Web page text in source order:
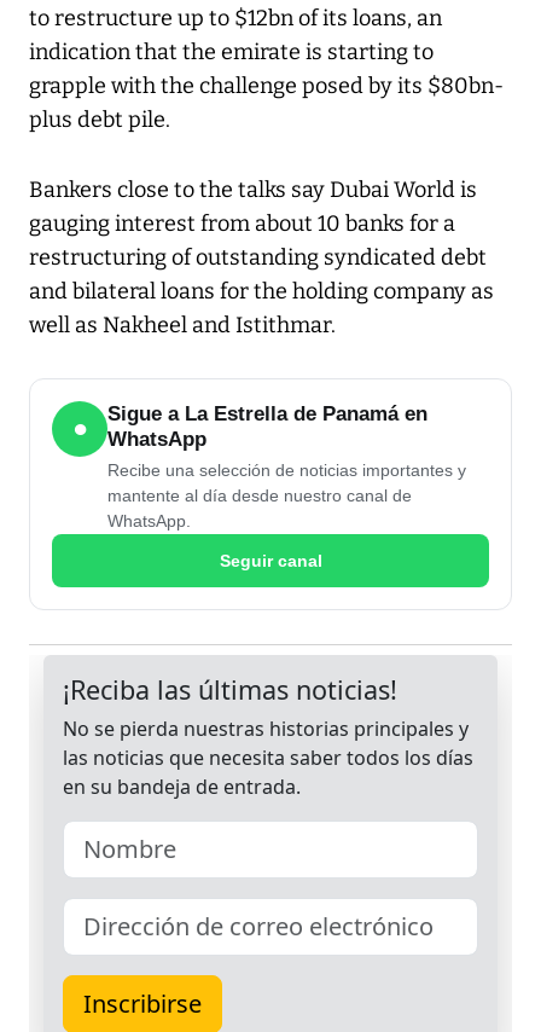
to restructure up to $12bn of its loans, an
indication that the emirate is starting to
grapple with the challenge posed by its $80bn-
plus debt pile.
Bankers close to the talks say Dubai World is
gauging interest from about 10 banks for a
restructuring of outstanding syndicated debt
and bilateral loans for the holding company as
well as Nakheel and Istithmar.
●
Sigue a La Estrella de Panamá en
WhatsApp
Recibe una selección de noticias importantes y
mantente al día desde nuestro canal de
WhatsApp.
Seguir canal